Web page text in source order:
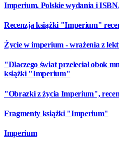
Imperium. Polskie wydania i
Recenzja książki "Imperium"
Życie w imperium - wrażenia z
"Dlaczego świat przeleciał obok
książki "Imperium"
"Obrazki z życia Imperium",
Fragmenty książki "Imperium"
Imperium